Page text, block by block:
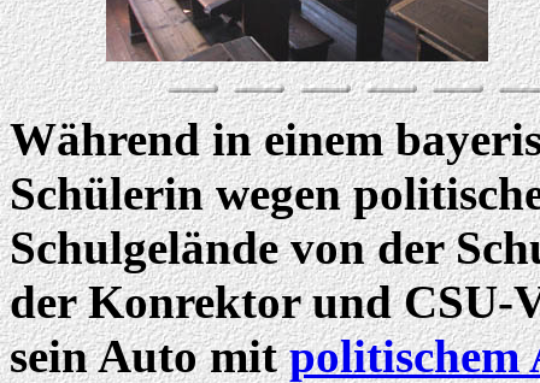
Während in einem
Schülerin wegen
Schulgelände von der
der Konrektor und CSU-
sein Auto mitpolitischem